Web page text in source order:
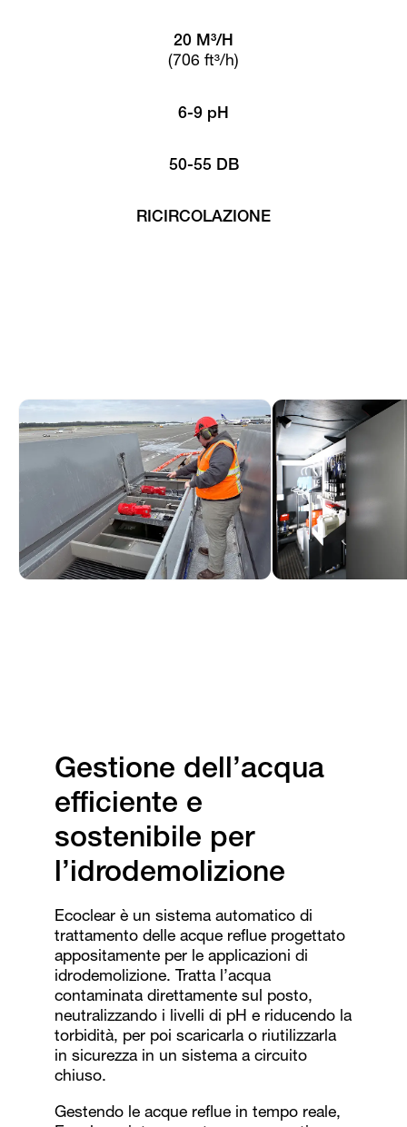
20 M³/H
(706 ft³/h)
6-9 pH
50-55 DB
RICIRCOLAZIONE
Gestione dell’acqua
efficiente e
sostenibile per
l’idrodemolizione
Ecoclear è un sistema automatico di
trattamento delle acque reflue progettato
appositamente per le applicazioni di
idrodemolizione. Tratta l’acqua
contaminata direttamente sul posto,
neutralizzando i livelli di pH e riducendo la
torbidità, per poi scaricarla o riutilizzarla
in sicurezza in un sistema a circuito
chiuso.
Gestendo le acque reflue in tempo reale,